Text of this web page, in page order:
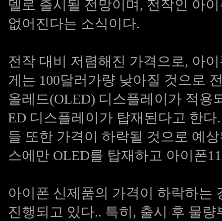
델로 출시될 전망이며, 전작인 아
없어진다는 소식이다.
전작 대비 저렴해진 가격으로, 아
게는 100달러가량 낮아질 것으로
올레드(OLED) 디스플레이가 적용
ED 디스플레이가 탑재된다고 한
들 또한 가격이 하락될 것으로 예
스에만 OLED를 탑재하고 아이폰
아이폰 신제품의 가격이 하락하는
진행되고 있다.. 특히, 출시 후 물